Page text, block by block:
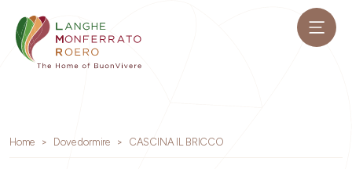
Home Dove dormire CASCINA IL BRICCO